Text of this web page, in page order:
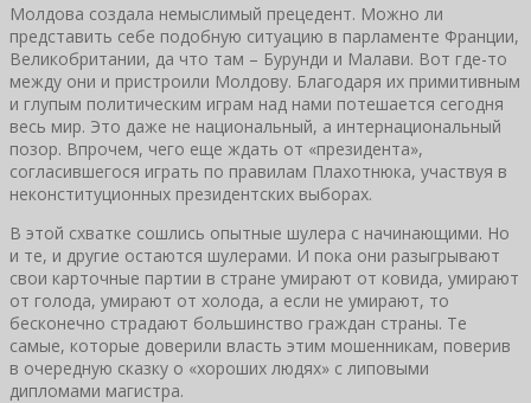
Молдова создала немыслимый прецедент. Можно ли
представить себе подобную ситуацию в парламенте Франции,
Великобритании, да что там – Бурунди и Малави. Вот где-то
между они и пристроили Молдову. Благодаря их примитивным
и глупым политическим играм над нами потешается сегодня
весь мир. Это даже не национальный, а интернациональный
позор. Впрочем, чего еще ждать от «президента»,
согласившегося играть по правилам Плахотнюка, участвуя в
неконституционных президентских выборах.
В этой схватке сошлись опытные шулера с начинающими. Но
и те, и другие остаются шулерами. И пока они разыгрывают
свои карточные партии в стране умирают от ковида, умирают
от голода, умирают от холода, а если не умирают, то
бесконечно страдают большинство граждан страны. Те
самые, которые доверили власть этим мошенникам, поверив
в очередную сказку о «хороших людях» с липовыми
дипломами магистра.